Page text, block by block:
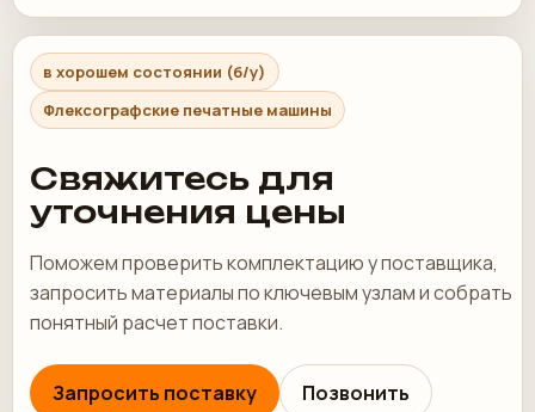
в хорошем состоянии (б/у)
Флексографские печатные машины
Свяжитесь для
уточнения цены
Поможем проверить комплектацию у поставщика,
запросить материалы по ключевым узлам и собрать
понятный расчет поставки.
Запросить поставку Позвонить